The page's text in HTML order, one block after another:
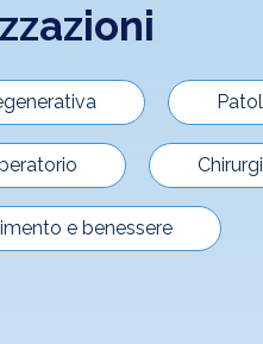
e benessere